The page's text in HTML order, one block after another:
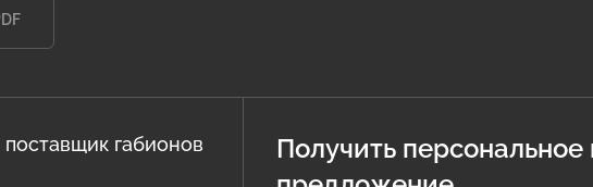
габионов
Получить